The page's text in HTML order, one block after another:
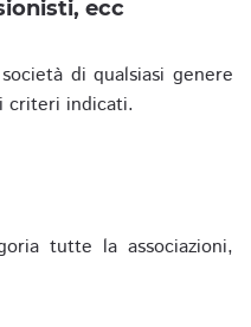
ecc
di qualsiasi genere
criteri indicati.
tutte la associazioni,